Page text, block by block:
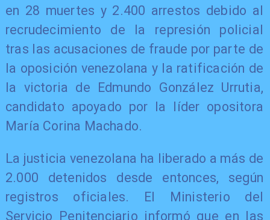
en 28 muertes y 2.400 arrestos debido al
recrudecimiento de la represión policial
tras las acusaciones de fraude por parte de
la oposición venezolana y la ratificación de
la victoria de Edmundo González Urrutia,
candidato apoyado por la líder opositora
María Corina Machado.
La justicia venezolana ha liberado a más de
2.000 detenidos desde entonces, según
registros oficiales. El Ministerio del
Servicio Penitenciario informó que en las